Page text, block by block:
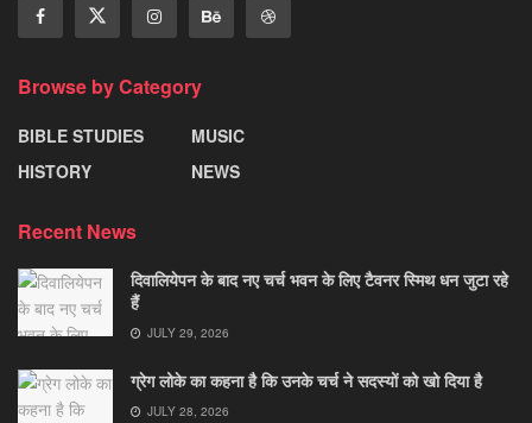
Browse by Category
BIBLE STUDIES
HISTORY
MUSIC
NEWS
Recent News
दिवालियेपन के बाद नए चर्च भवन के लिए टैवनर स्मिथ धन जुटा रहे
हैं
JULY 29, 2026
ग्रेग लोके का कहना है कि उनके चर्च ने सदस्यों को खो दिया है
JULY 28, 2026